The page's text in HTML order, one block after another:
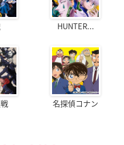
HUNTER...
名探偵コナン